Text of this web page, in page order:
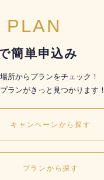
簡単申込み
所からプランをチェック！
ランがきっと見つかります！
キャンペーンから探す
プランから探す